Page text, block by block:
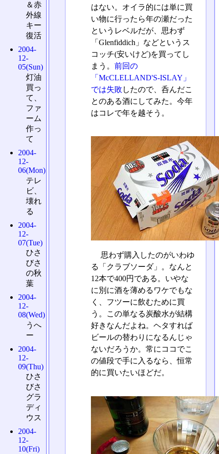
はない。オイラ的には単に買
い物に行ったら年の瀬だった
というレベルだが、思わず
「Glenfiddich」などというス
コッチ(安いけど)を買ってし
まう。 前回の
「McCLELLAND'S-ISLAY」
では失敗 したので、呑んだこ
とのある酒にしてみた。今年
はコレで年を越そう。
思わず購入したのがいわゆ
る「クラブソーダ」。なんと
12本で400円である。いやな
に別に酒を薄めるワケでもな
く、フツーに飲むために買
う。この単なる炭酸水が結構
好きなんだよね。ヘタすれば
ビールの替わりになるんじゃ
ないだろうか。常にココでこ
の値段で手に入るなら、恒常
的に買いたいほどだ。
＆赤
外線
キー
復活
2004-
12-
05(Sun)
灯油
買っ
て、
ファ
ーム
作っ
て
2004-
12-
06(Mon)
テレ
ビ、
壊れ
る
2004-
12-
07(Tue)
ひさ
びさ
の秋
葉
2004-
12-
08(Wed)
うへ
ー
2004-
12-
09(Thu)
ひさ
びさ
グラ
ディ
ウス
2004-
12-
10(Fri)